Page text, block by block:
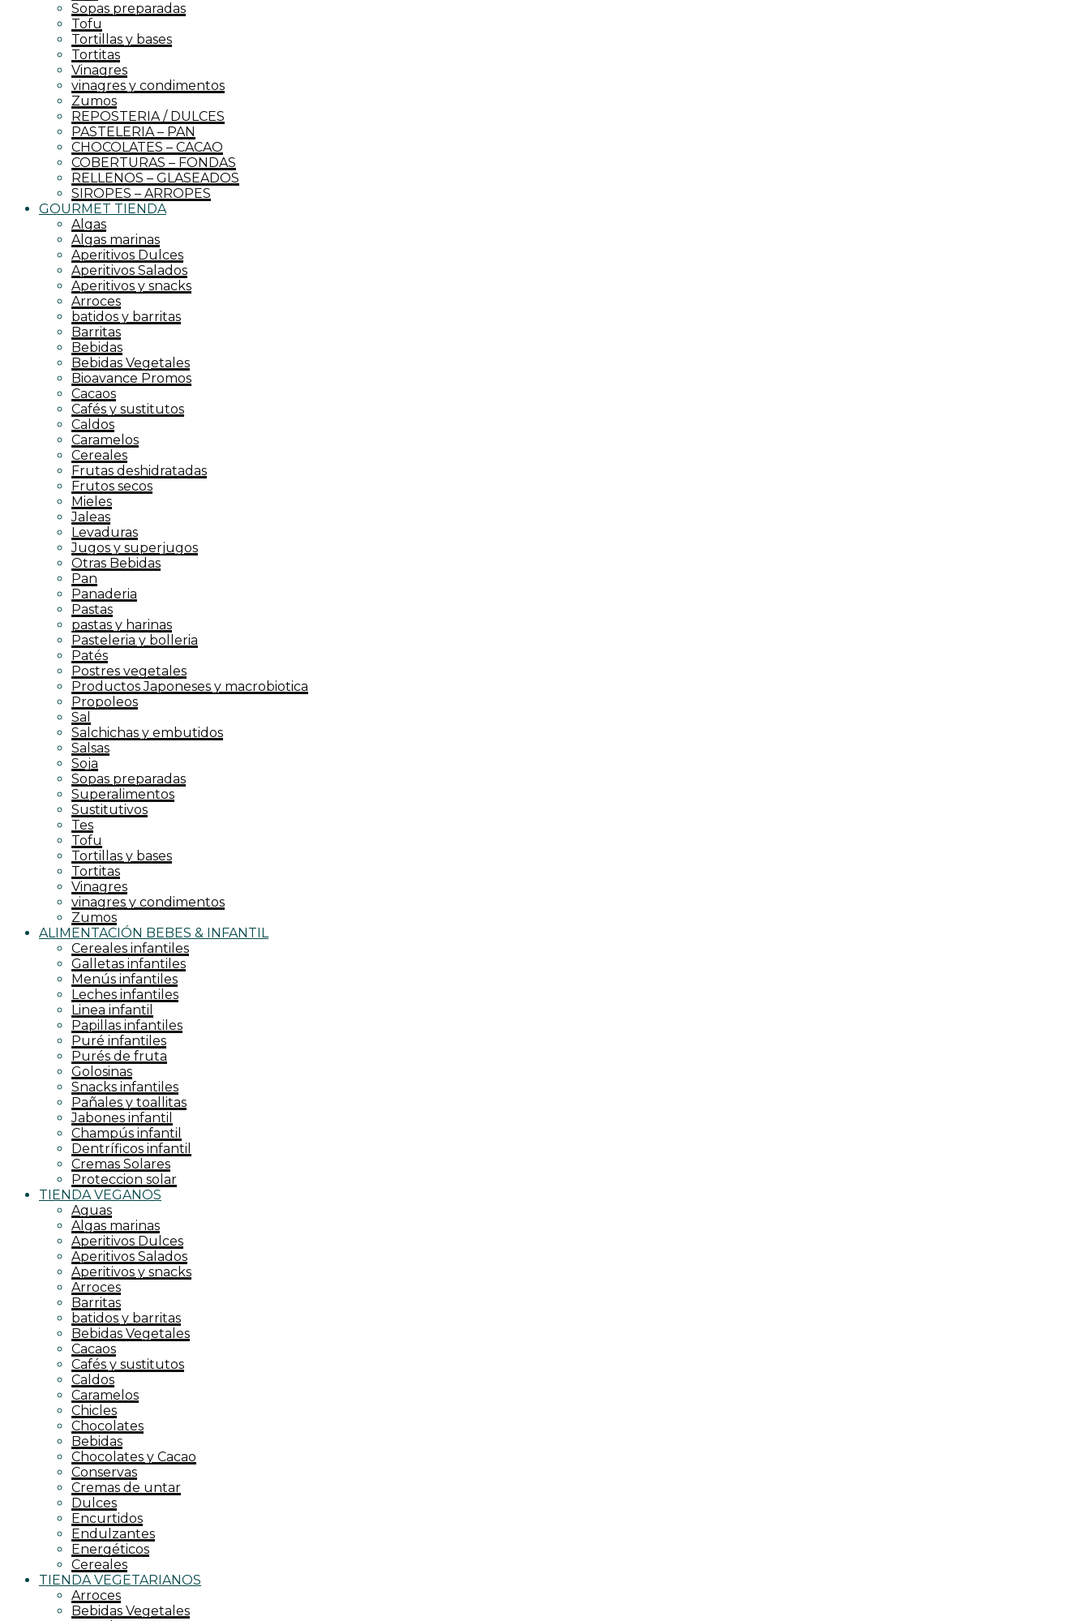
Sopas preparadas
Tofu
Tortillas y bases
Tortitas
Vinagres
vinagres y condimentos
Zumos
REPOSTERIA / DULCES
PASTELERIA – PAN
CHOCOLATES – CACAO
COBERTURAS – FONDAS
RELLENOS – GLASEADOS
SIROPES – ARROPES
GOURMET TIENDA
Algas
Algas marinas
Aperitivos Dulces
Aperitivos Salados
Aperitivos y snacks
Arroces
batidos y barritas
Barritas
Bebidas
Bebidas Vegetales
Bioavance Promos
Cacaos
Cafés y sustitutos
Caldos
Caramelos
Cereales
Frutas deshidratadas
Frutos secos
Mieles
Jaleas
Levaduras
Jugos y superjugos
Otras Bebidas
Pan
Panaderia
Pastas
pastas y harinas
Pasteleria y bolleria
Patés
Postres vegetales
Productos Japoneses y macrobiotica
Propoleos
Sal
Salchichas y embutidos
Salsas
Soja
Sopas preparadas
Superalimentos
Sustitutivos
Tes
Tofu
Tortillas y bases
Tortitas
Vinagres
vinagres y condimentos
Zumos
ALIMENTACIÓN BEBES & INFANTIL
Cereales infantiles
Galletas infantiles
Menús infantiles
Leches infantiles
Linea infantil
Papillas infantiles
Puré infantiles
Purés de fruta
Golosinas
Snacks infantiles
Pañales y toallitas
Jabones infantil
Champús infantil
Dentríficos infantil
Cremas Solares
Proteccion solar
TIENDA VEGANOS
Aguas
Algas marinas
Aperitivos Dulces
Aperitivos Salados
Aperitivos y snacks
Arroces
Barritas
batidos y barritas
Bebidas Vegetales
Cacaos
Cafés y sustitutos
Caldos
Caramelos
Chicles
Chocolates
Bebidas
Chocolates y Cacao
Conservas
Cremas de untar
Dulces
Encurtidos
Endulzantes
Energéticos
Cereales
TIENDA VEGETARIANOS
Arroces
Bebidas Vegetales